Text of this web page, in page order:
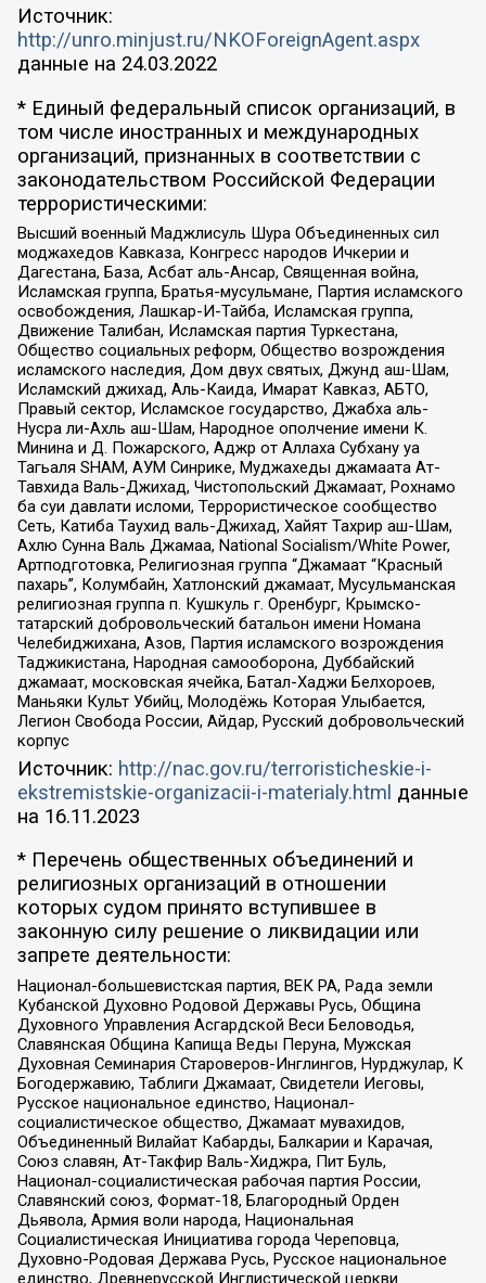
Источник:
http://unro.minjust.ru/NKOForeignAgent.aspx
данные на 24.03.2022
* Единый федеральный список организаций, в
том числе иностранных и международных
организаций, признанных в соответствии с
законодательством Российской Федерации
террористическими:
Высший военный Маджлисуль Шура Объединенных сил
моджахедов Кавказа, Конгресс народов Ичкерии и
Дагестана, База, Асбат аль-Ансар, Священная война,
Исламская группа, Братья-мусульмане, Партия исламского
освобождения, Лашкар-И-Тайба, Исламская группа,
Движение Талибан, Исламская партия Туркестана,
Общество социальных реформ, Общество возрождения
исламского наследия, Дом двух святых, Джунд аш-Шам,
Исламский джихад, Аль-Каида, Имарат Кавказ, АБТО,
Правый сектор, Исламское государство, Джабха аль-
Нусра ли-Ахль аш-Шам, Народное ополчение имени К.
Минина и Д. Пожарского, Аджр от Аллаха Субхану уа
Тагьаля SHAM, АУМ Синрике, Муджахеды джамаата Ат-
Тавхида Валь-Джихад, Чистопольский Джамаат, Рохнамо
ба суи давлати исломи, Террористическое сообщество
Сеть, Катиба Таухид валь-Джихад, Хайят Тахрир аш-Шам,
Ахлю Сунна Валь Джамаа, National Socialism/White Power,
Артподготовка, Религиозная группа “Джамаат “Красный
пахарь”, Колумбайн, Хатлонский джамаат, Мусульманская
религиозная группа п. Кушкуль г. Оренбург, Крымско-
татарский добровольческий батальон имени Номана
Челебиджихана, Азов, Партия исламского возрождения
Таджикистана, Народная самооборона, Дуббайский
джамаат, московская ячейка, Батал-Хаджи Белхороев,
Маньяки Культ Убийц, Молодёжь Которая Улыбается,
Легион Свобода России, Айдар, Русский добровольческий
корпус
Источник: http://nac.gov.ru/terroristicheskie-i-
ekstremistskie-organizacii-i-materialy.html данные
на 16.11.2023
* Перечень общественных объединений и
религиозных организаций в отношении
которых судом принято вступившее в
законную силу решение о ликвидации или
запрете деятельности:
Национал-большевистская партия, ВЕК РА, Рада земли
Кубанской Духовно Родовой Державы Русь, Община
Духовного Управления Асгардской Веси Беловодья,
Славянская Община Капища Веды Перуна, Мужская
Духовная Семинария Староверов-Инглингов, Нурджулар, К
Богодержавию, Таблиги Джамаат, Свидетели Иеговы,
Русское национальное единство, Национал-
социалистическое общество, Джамаат мувахидов,
Объединенный Вилайат Кабарды, Балкарии и Карачая,
Союз славян, Ат-Такфир Валь-Хиджра, Пит Буль,
Национал-социалистическая рабочая партия России,
Славянский союз, Формат-18, Благородный Орден
Дьявола, Армия воли народа, Национальная
Социалистическая Инициатива города Череповца,
Духовно-Родовая Держава Русь, Русское национальное
единство, Древнерусской Инглистической церкви